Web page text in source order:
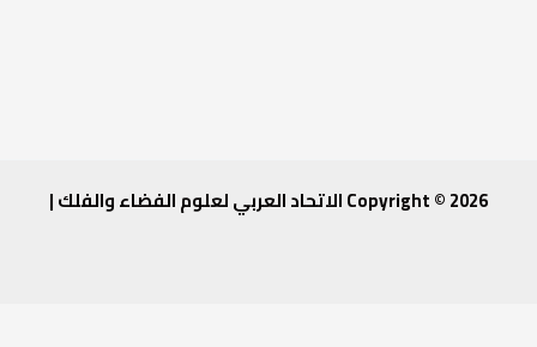
Copyright © 2026 الاتحاد العربي لعلوم الفضاء والفلك |